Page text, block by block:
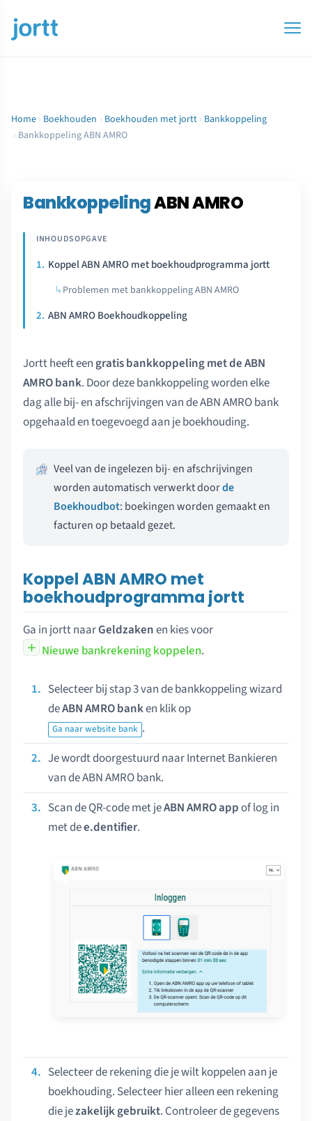
Home › Boekhouden › Boekhouden met jortt › Bankkoppeling
› Bankkoppeling ABN AMRO
BankkoppelingABN AMRO
Koppel ABN AMRO met boekhoudprogramma jortt
Problemen met bankkoppeling ABN AMRO
ABN AMRO Boekhoudkoppeling
Jortt heeft eengratis bankkoppeling met de ABN
AMRO bank. Door deze bankkoppeling worden elke
dag alle bij- en afschrijvingen van de ABN AMRO bank
opgehaald en toegevoegd aan je boekhouding.
Veel van de ingelezen bij- en afschrijvingen
worden automatisch verwerkt doorde
Boekhoudbot: boekingen worden gemaakt en
facturen op betaald gezet.
Koppel ABN AMRO met
boekhoudprogramma jortt
Ga in jortt naarGeldzakenen kies voor
Nieuwe bankrekening koppelen.
Selecteer bij stap 3 van de bankkoppeling wizard
deABN AMRO banken klik op
Ga naar website bank .
Je wordt doorgestuurd naar Internet Bankieren
van de ABN AMRO bank.
Scan de QR-code met jeABN AMRO appof log in
met dee.dentifier.
Selecteer de rekening die je wilt koppelen aan je
boekhouding. Selecteer hier alleen een rekening
die jezakelijk gebruikt. Controleer de gegevens